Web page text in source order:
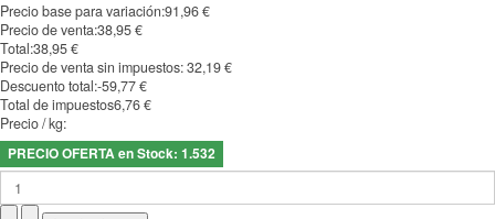
Precio base para variación:91,96 €
Precio de venta:38,95 €
Total:38,95 €
Precio de venta sin impuestos:32,19 €
Descuento total:-59,77 €
Total de impuestos6,76 €
Precio / kg:
PRECIO OFERTA en Stock: 1.532